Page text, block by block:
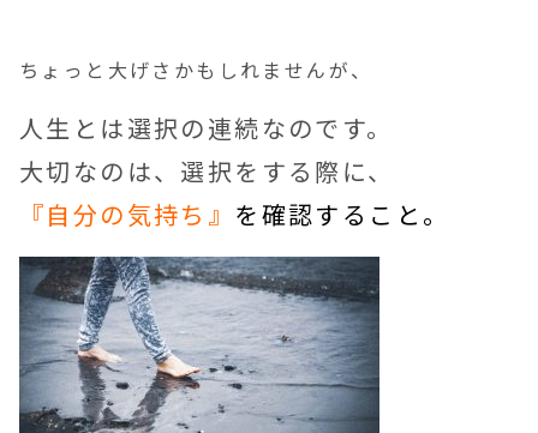
ちょっと大げさかもしれませんが、
人生とは選択の連続なのです。
大切なのは、選択をする際に、
『自分の気持ち』 を確認すること。